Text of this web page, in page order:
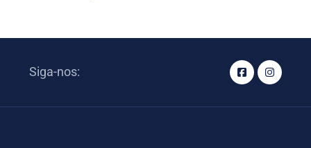
Siga-nos: